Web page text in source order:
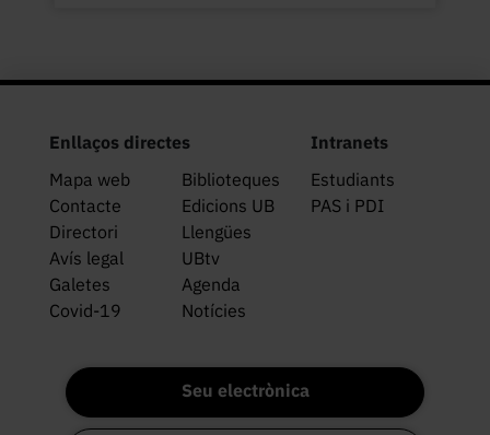
Enllaços directes
Mapa web
Biblioteques
Contacte
Edicions UB
Directori
Llengües
Avís legal
UBtv
Galetes
Agenda
Covid-19
Notícies
Intranets
Estudiants
PAS i PDI
Seu electrònica